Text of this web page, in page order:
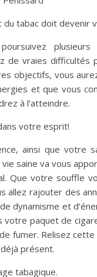
du tabac doit devenir
de vraies difficultés
objectifs, vous
et que vous
à l’atteindre.
votre esprit!
ainsi que votre
saine va vous
Que votre souffle
allez rajouter des
dynamisme et
votre paquet de
fumer. Relisez
présent.
tabagique.